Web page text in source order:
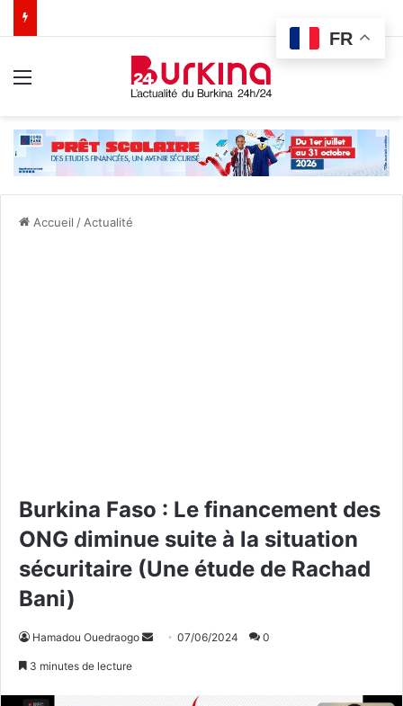
Accueil / Actualité
Burkina Faso : Le financement des
ONG diminue suite à la situation
sécuritaire (Une étude de Rachad
Bani)
Hamadou Ouedraogo 07/06/2024 0
3 minutes de lecture
FR